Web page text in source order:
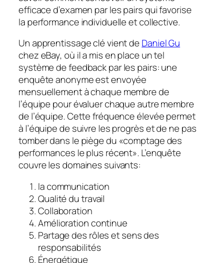
efficace d’examen par les pairs qui favorise
la performance individuelle et collective.
Un apprentissage clé vient de Daniel Gu
chez eBay, où il a mis en place un tel
système de feedback par les pairs: une
enquête anonyme est envoyée
mensuellement à chaque membre de
l’équipe pour évaluer chaque autre membre
de l’équipe. Cette fréquence élevée permet
à l’équipe de suivre les progrès et de ne pas
tomber dans le piège du «comptage des
performances le plus récent». L’enquête
couvre les domaines suivants:
la communication
Qualité du travail
Collaboration
Amélioration continue
Partage des rôles et sens des
responsabilités
Énergétique